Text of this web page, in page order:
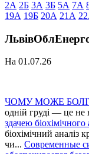
2А 2Б 3А 3Б 5А 7А
19А 19Б 20А 21А
На 01.07.26
ЧОМУ МОЖЕ
одній груді — це не
здачею біохімічного
біохімічний аналіз
чи... Современные